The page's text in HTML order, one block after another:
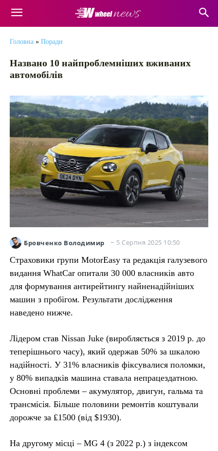
Головна » Поради
Названо 10 найпроблемніших вживаних
автомобілів
Бровченко Володимир 5 Серпня 2025 10:50
Страховики групи MotorEasy та редакція галузевого
видання WhatCar опитали 30 000 власників авто
для формування антирейтингу найненадійніших
машин з пробігом. Результати дослідження
наведено нижче.
Лідером став Nissan Juke (виробляється з 2019 р. до
теперішнього часу), який одержав 50% за шкалою
надійності. У 31% власників фіксувалися поломки,
у 80% випадків машина ставала непрацездатною.
Основні проблеми – акумулятор, двигун, гальма та
трансмісія. Більше половини ремонтів коштували
дорожче за ₤1500 (від $1930).
На другому місці – MG 4 (з 2022 р.) з індексом